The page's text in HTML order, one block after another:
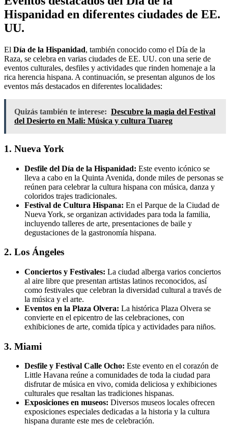
Hispanidad en diferentes ciudades de EE.
UU.
El Día de la Hispanidad, también conocido como el Día de la
Raza, se celebra en varias ciudades de EE. UU. con una serie de
eventos culturales, desfiles y actividades que rinden homenaje a la
rica herencia hispana. A continuación, se presentan algunos de los
eventos más destacados en diferentes localidades:
Quizás también te interese: Descubre la magia del Festival
del Desierto en Mali: Música y cultura Tuareg
1. Nueva York
Desfile del Día de la Hispanidad: Este evento icónico se
lleva a cabo en la Quinta Avenida, donde miles de personas se
reúnen para celebrar la cultura hispana con música, danza y
coloridos trajes tradicionales.
Festival de Cultura Hispana: En el Parque de la Ciudad de
Nueva York, se organizan actividades para toda la familia,
incluyendo talleres de arte, presentaciones de baile y
degustaciones de la gastronomía hispana.
2. Los Ángeles
Conciertos y Festivales: La ciudad alberga varios conciertos
al aire libre que presentan artistas latinos reconocidos, así
como festivales que celebran la diversidad cultural a través de
la música y el arte.
Eventos en la Plaza Olvera: La histórica Plaza Olvera se
convierte en el epicentro de las celebraciones, con
exhibiciones de arte, comida típica y actividades para niños.
3. Miami
Desfile y Festival Calle Ocho: Este evento en el corazón de
Little Havana reúne a comunidades de toda la ciudad para
disfrutar de música en vivo, comida deliciosa y exhibiciones
culturales que resaltan las tradiciones hispanas.
Exposiciones en museos: Diversos museos locales ofrecen
exposiciones especiales dedicadas a la historia y la cultura
hispana durante este mes de celebración.